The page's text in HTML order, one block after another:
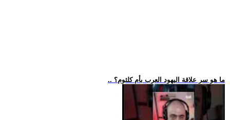
.. ما هو سر علاقة اليهود العرب بأم كلثوم؟